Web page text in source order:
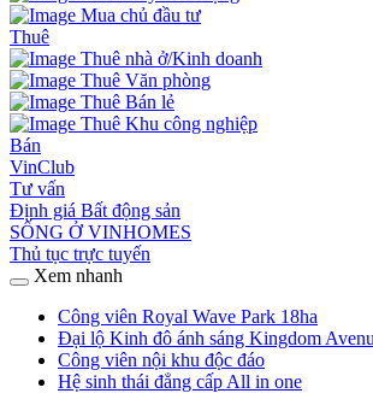
Mua chủ đầu tư
Thuê
Thuê nhà ở/Kinh doanh
Thuê Văn phòng
Thuê Bán lẻ
Thuê Khu công nghiệp
Bán
VinClub
Tư vấn
Định giá Bất động sản
SỐNG Ở VINHOMES
Thủ tục trực tuyến
Xem nhanh
Công viên Royal Wave Park 18ha
Đại lộ Kinh đô ánh sáng Kingdom
Công viên nội khu độc đáo
Hệ sinh thái đẳng cấp All in one